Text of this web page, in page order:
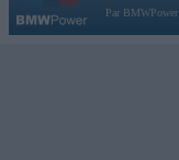
Par BMWPower